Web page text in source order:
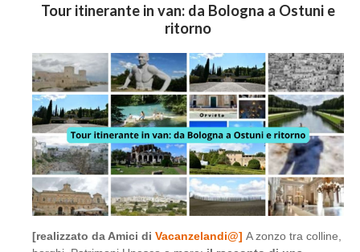
Tour itinerante in van: da Bologna a Ostuni e
ritorno
[realizzato da Amici di Vacanzelandi@] A zonzo tra colline,